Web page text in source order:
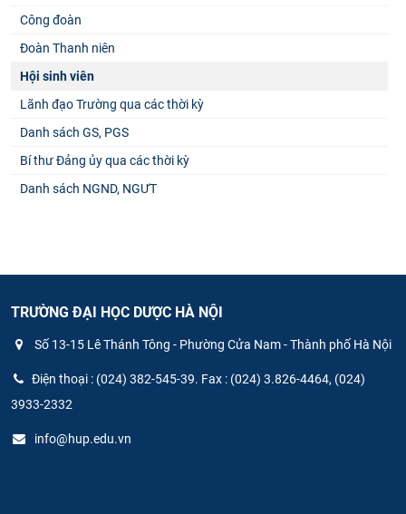
Công đoàn
Đoàn Thanh niên
Hội sinh viên
Lãnh đạo Trường qua các thời kỳ
Danh sách GS, PGS
Bí thư Đảng ủy qua các thời kỳ
Danh sách NGND, NGƯT
TRƯỜNG ĐẠI HỌC DƯỢC HÀ NỘI
Số 13-15 Lê Thánh Tông - Phường Cửa Nam - Thành phố Hà Nội
Điện thoại : (024) 382-545-39. Fax : (024) 3.826-4464, (024)
3933-2332
info@hup.edu.vn